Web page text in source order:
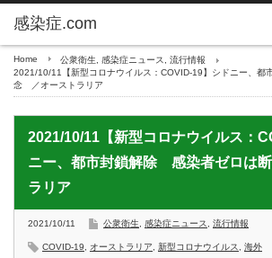
Home 公衆衛生 感染症ニュース
流行情報
2021/10/11【新型コロナウイルス：COVID-19】シドニー、
念 ／オーストラリア
2021/10/11【新型コロナウイルス：
ニー、都市封鎖解除 感染者ゼロは
ラリア
2021/10/11 公衆衛生 感染症ニュース 流行情報
COVID-19 オーストラリア 新型コロナウイルス 海外